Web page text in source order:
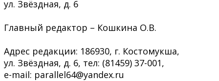
ул. Звёздная, д. 6
Главный редактор – Кошкина О.В.
Адрес редакции: 186930, г. Костомукша,
ул. Звёздная, д. 6, тел: (81459) 37-001,
e-mail: parallel64@yandex.ru